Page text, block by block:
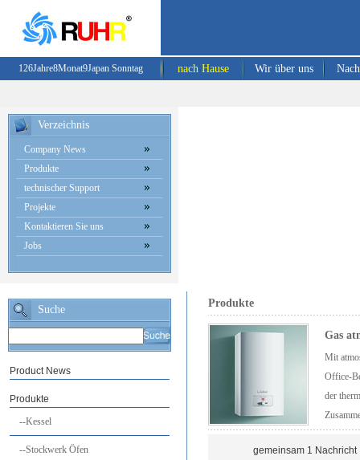
126Jahre8Monat9Japan Sonntag nach Hause Wir über uns
Verzeichnis
Company News
Produkte
technischer Support
Projekte
Kontaktieren Sie uns
Jobs
Suche
Product News
Produkte
--Kessel
--Stockwerk Öfen
Produkte
Gas
Mit
Office-
der
gemeinsam 1